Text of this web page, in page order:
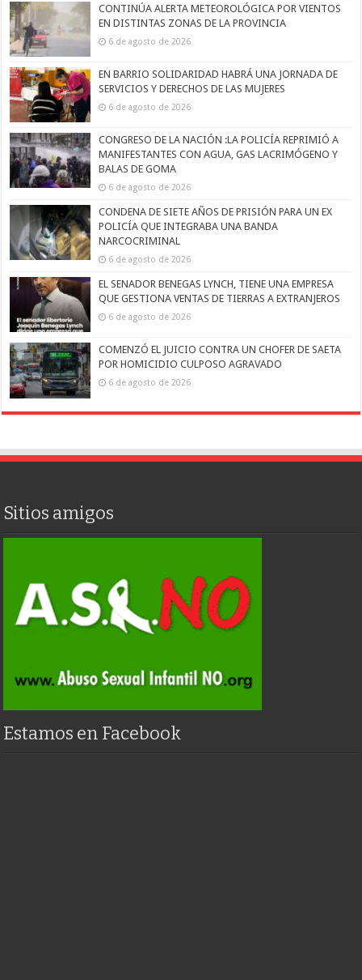
CONTINÚA ALERTA METEOROLÓGICA POR VIENTOS
EN DISTINTAS ZONAS DE LA PROVINCIA
6 de agosto de 2026
EN BARRIO SOLIDARIDAD HABRÁ UNA JORNADA DE
SERVICIOS Y DERECHOS DE LAS MUJERES
6 de agosto de 2026
CONGRESO DE LA NACIÓN :LA POLICÍA REPRIMIÓ A
MANIFESTANTES CON AGUA, GAS LACRIMÓGENO Y
BALAS DE GOMA
6 de agosto de 2026
CONDENA DE SIETE AÑOS DE PRISIÓN PARA UN EX
POLICÍA QUE INTEGRABA UNA BANDA
NARCOCRIMINAL
6 de agosto de 2026
EL SENADOR BENEGAS LYNCH, TIENE UNA EMPRESA
QUE GESTIONA VENTAS DE TIERRAS A EXTRANJEROS
6 de agosto de 2026
COMENZÓ EL JUICIO CONTRA UN CHOFER DE SAETA
POR HOMICIDIO CULPOSO AGRAVADO
6 de agosto de 2026
Sitios amigos
Estamos en Facebook